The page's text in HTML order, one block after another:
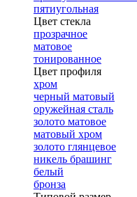
пятиугольная
Цвет стекла
прозрачное
матовое
тонированное
Цвет профиля
хром
черный матовый
оружейная сталь
золото матовое
матовый хром
золото глянцевое
никель брашинг
белый
бронза